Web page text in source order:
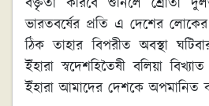
ভারতবর্ষের প্রতি এ দেশের
ঠিক তাহার বিপরীত অবস্থা
ইঁহারা স্বদেশহিতৈষী বলিয়া
ইঁহারা আমাদের দেশকে অপমানিত